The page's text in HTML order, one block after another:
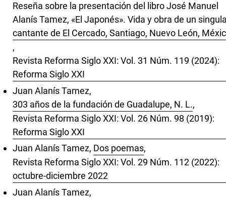
Reseña sobre la presentación del libro José Manuel
Alanís Tamez, «El Japonés». Vida y obra de un
cantante de El Cercado, Santiago, Nuevo León,
,
Revista Reforma Siglo XXI: Vol. 31 Núm. 119 (2024):
Reforma Siglo XXI
Juan Alanís Tamez,
303 años de la fundación de Guadalupe, N. L.,
Revista Reforma Siglo XXI: Vol. 26 Núm. 98 (2019):
Reforma Siglo XXI
Juan Alanís Tamez, Dos poemas,
Revista Reforma Siglo XXI: Vol. 29 Núm. 112 (2022):
octubre-diciembre 2022
Juan Alanís Tamez,